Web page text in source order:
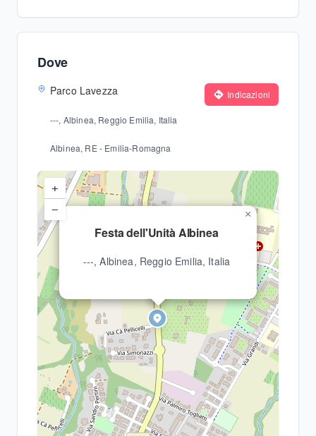
Dove
Parco Lavezza
---, Albinea, Reggio Emilia, Italia
Albinea, RE - Emilia-Romagna
Indicazioni
Festa dell'Unità Albinea
---, Albinea, Reggio Emilia, Italia
×
+
−